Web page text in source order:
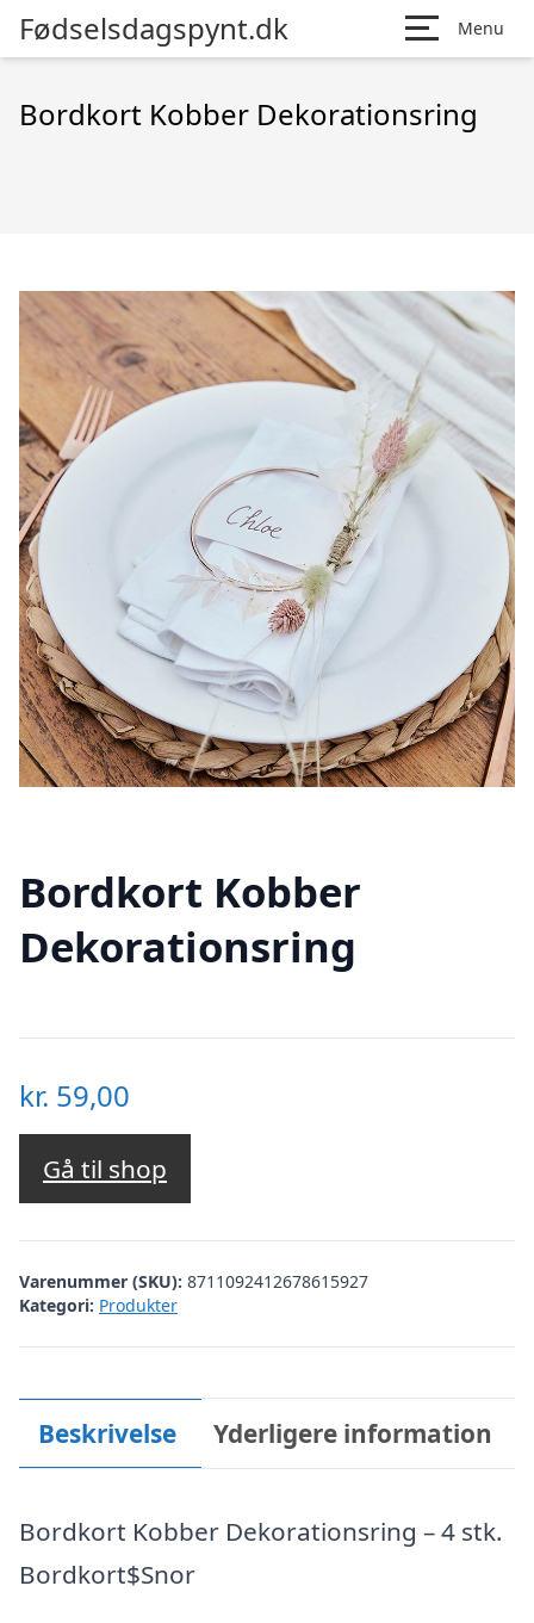
Fødselsdagspynt.dk Menu
Bordkort Kobber Dekorationsring
Bordkort Kobber
Dekorationsring
kr. 59,00
Gå til shop
Varenummer (SKU): 8711092412678615927
Kategori: Produkter
Beskrivelse Yderligere information
Bordkort Kobber Dekorationsring – 4 stk.
Bordkort$Snor